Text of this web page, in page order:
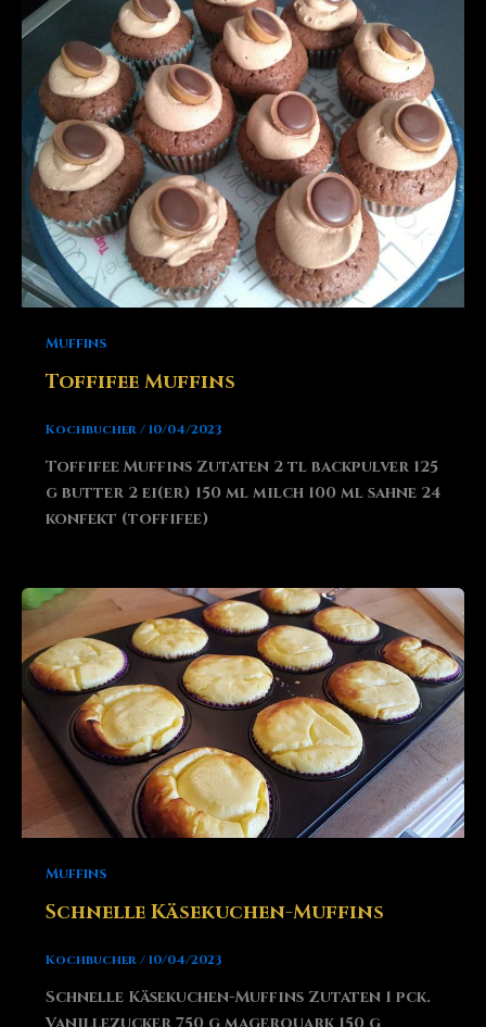
Muffins
Toffifee Muffins
Kochbucher/10/04/2023
Toffifee Muffins Zutaten 2 tl backpulver 125
g butter 2 ei(er) 150 ml milch 100 ml sahne 24
konfekt (toffifee)
Muffins
Schnelle Käsekuchen-Muffins
Kochbucher/10/04/2023
Schnelle Käsekuchen-Muffins Zutaten 1 pck.